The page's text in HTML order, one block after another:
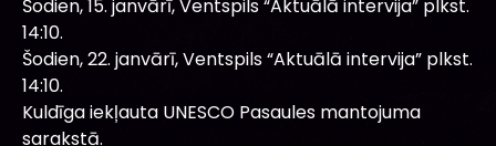
Šodien, 15. janvārī, Ventspils “Aktuālā intervija” plkst.
14:10.
Šodien, 22. janvārī, Ventspils “Aktuālā intervija” plkst.
14:10.
Kuldīga iekļauta UNESCO Pasaules mantojuma
sarakstā.